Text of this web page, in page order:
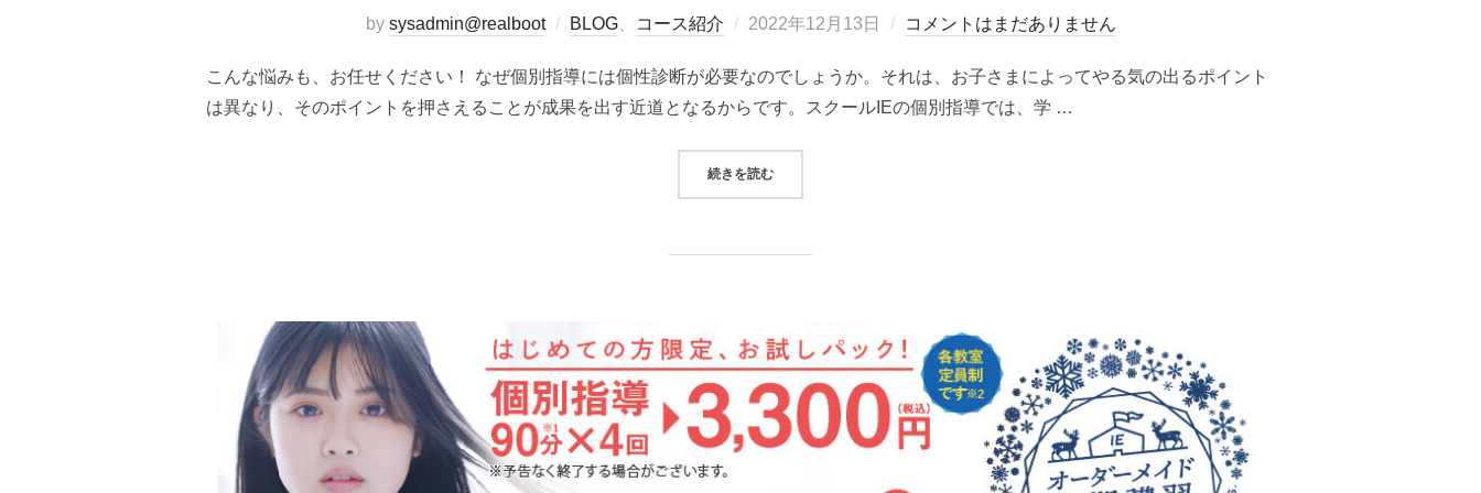
by sysadmin@realboot BLOG、 コース紹介
投
日:
2022年12月13日 コメントはまだありません
こんな悩みも、お任せください！ なぜ個別指導には個性診断が必要なのでしょうか。それは、お子さまによってやる気の出るポイント
は異なり、そのポイントを押さえることが成果を出す近道となるからです。スクールIEの個別指導では、学 …
続きを読む“【無料】個性診断で学習法がわかる！”